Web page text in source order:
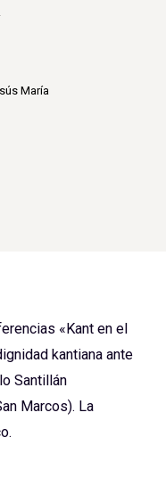
María
«Kant en el
kantiana ante
Santillán
Marcos). La